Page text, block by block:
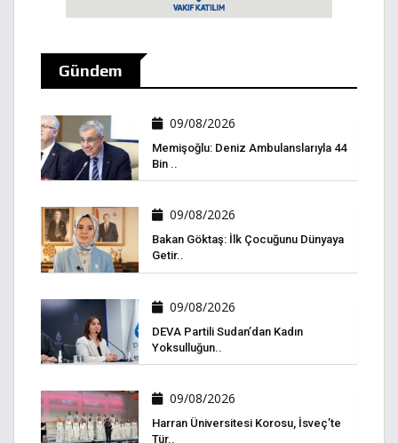
Gündem
09/08/2026
Memişoğlu: Deniz Ambulanslarıyla 44
Bin ..
09/08/2026
Bakan Göktaş: İlk Çocuğunu Dünyaya
Getir..
09/08/2026
DEVA Partili Sudan’dan Kadın
Yoksulluğun..
09/08/2026
Harran Üniversitesi Korosu, İsveç’te
Tür..